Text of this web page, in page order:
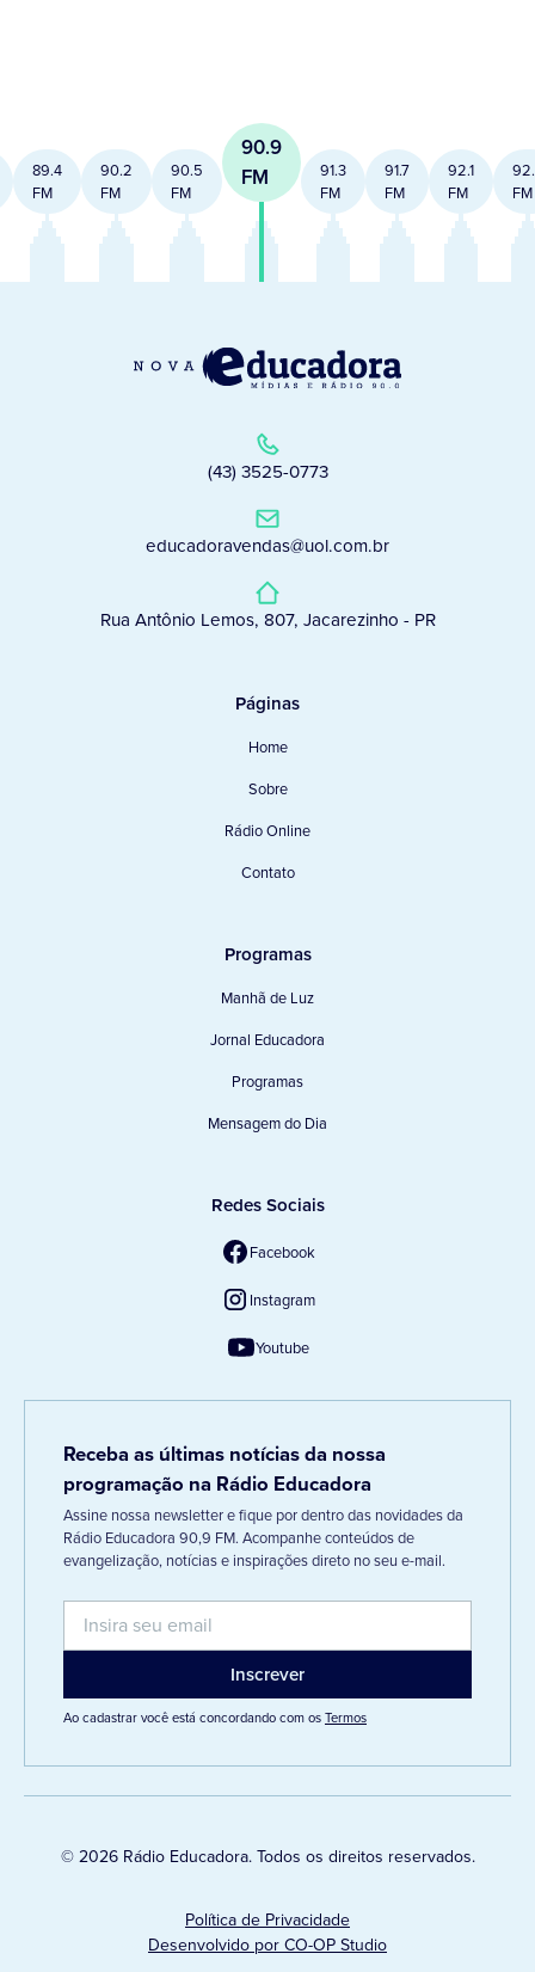
89.4
FM
90.2
FM
90.5
FM
90.9
FM
91.3
FM
91.7
FM
92.1
FM
FM
(43) 3525-0773
educadoravendas@uol.com.br
Rua Antônio Lemos, 807, Jacarezinho - PR
Páginas
Home
Sobre
Rádio Online
Contato
Programas
Manhã de Luz
Jornal Educadora
Programas
Mensagem do Dia
Redes Sociais
Facebook
Instagram
Youtube
Receba as últimas notícias da nossa
programação na Rádio Educadora
Assine nossa newsletter e fique por dentro das novidades da
Rádio Educadora 90,9 FM. Acompanhe conteúdos de
evangelização, notícias e inspirações direto no seu e-mail.
Ao cadastrar você está concordando com osTermos
© 2026 Rádio Educadora. Todos os direitos reservados.
Política de Privacidade
Desenvolvido por CO-OP Studio